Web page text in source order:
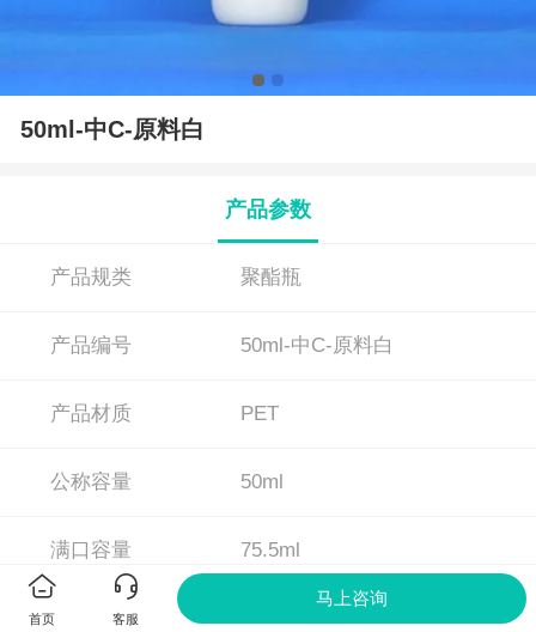
50ml-中C-原料白
产品参数
产品规类 聚酯瓶
产品编号 50ml-中C-原料白
产品材质 PET
公称容量 50ml
满口容量 75.5ml
带盖高度 75.7mm
首页 客服
马上咨询